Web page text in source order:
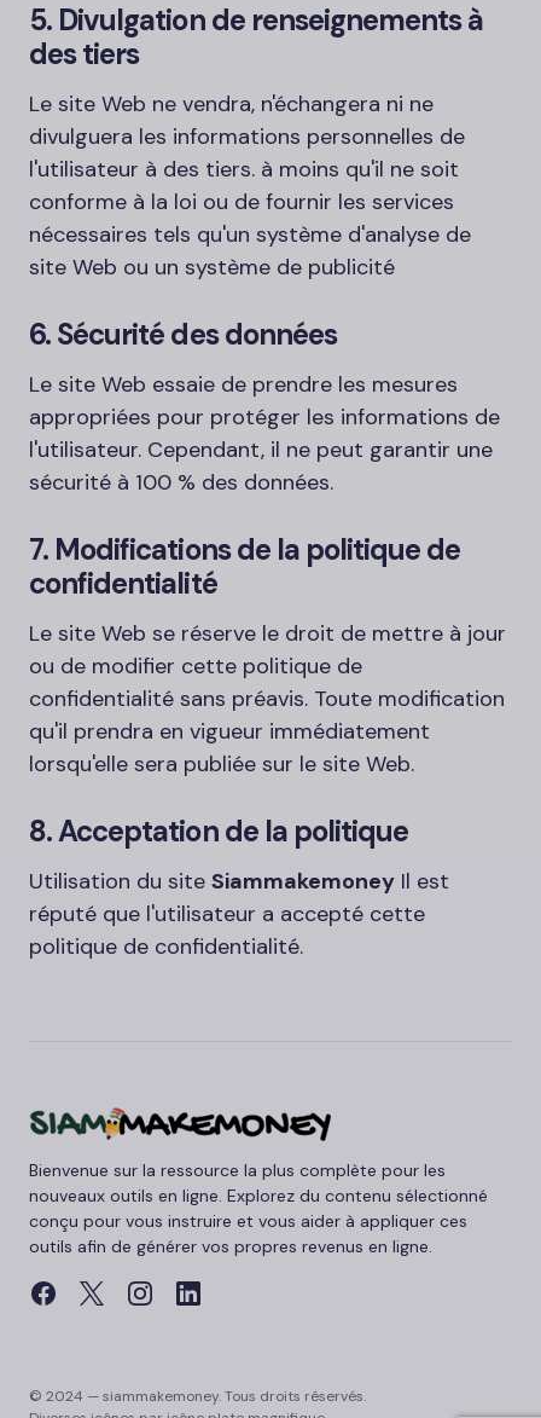
5. Divulgation de renseignements à
des tiers
Le site Web ne vendra, n'échangera ni ne
divulguera les informations personnelles de
l'utilisateur à des tiers. à moins qu'il ne soit
conforme à la loi ou de fournir les services
nécessaires tels qu'un système d'analyse de
site Web ou un système de publicité
6. Sécurité des données
Le site Web essaie de prendre les mesures
appropriées pour protéger les informations de
l'utilisateur. Cependant, il ne peut garantir une
sécurité à 100 % des données.
7. Modifications de la politique de
confidentialité
Le site Web se réserve le droit de mettre à jour
ou de modifier cette politique de
confidentialité sans préavis. Toute modification
qu'il prendra en vigueur immédiatement
lorsqu'elle sera publiée sur le site Web.
8. Acceptation de la politique
Utilisation du site Siammakemoney Il est
réputé que l'utilisateur a accepté cette
politique de confidentialité.
Bienvenue sur la ressource la plus complète pour les
nouveaux outils en ligne. Explorez du contenu sélectionné
conçu pour vous instruire et vous aider à appliquer ces
outils afin de générer vos propres revenus en ligne.
© 2024 — siammakemoney. Tous droits réservés.